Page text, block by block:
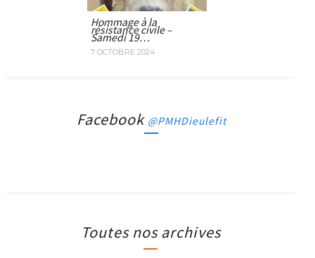
Hommage à la
résistance civile –
Samedi 19…
7 OCTOBRE 2024
Facebook @PMHDieulefit
Toutes nos archives